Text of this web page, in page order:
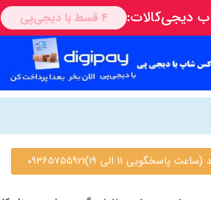
11 الی 19)09365755921